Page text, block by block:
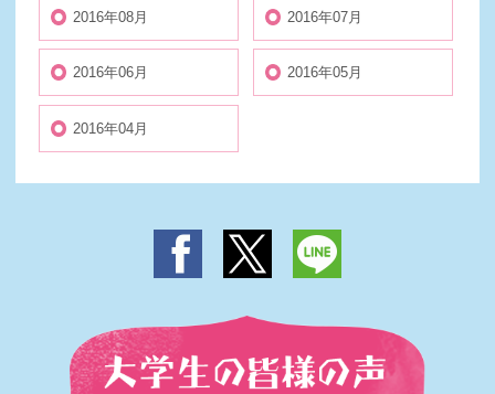
2016年08月 2016年07月
2016年06月 2016年05月
2016年04月